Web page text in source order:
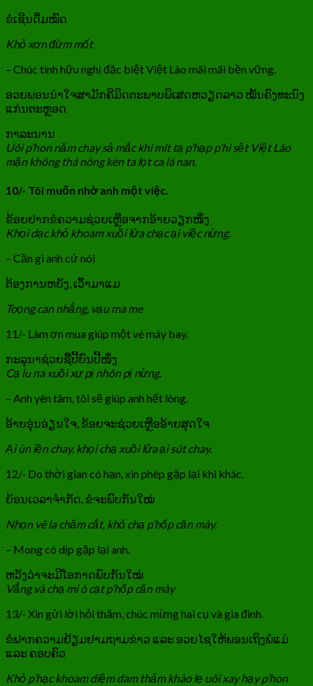
ຂໍເຊີນດື່ມໝົດ
Khỏ xơn đừm mốt
– Chúc tình hữu nghị đặc biệt Việt Lào mãi mãi bền vững.
ອວຍພອນນຳໃຈສາມັກຄີມິດຕະພາບພິເສດຫວຽດລາວ ໝັ້ນຄົງທະນົງ
ແກ່ນຕະຫຼອດ
ກາລະນານ
Uôi p’hon năm chay sả mắc khi mít tạ p’hạp p’hi sệt Việt Lào
mặn không thá nông kèn ta lọt ca lá nan.
10/- Tôi muốn nhờ anh một việc.
ຂ້ອຍຢາກຂໍຄວາມຊ່ວຍເຫຼືອຈາກອ້າຍວຽກໜຶ່ງ
Khọi dạc khỏ khoam xuồi lửa chạc ại việc nừng.
– Cần gì anh cứ nói
ຕ້ອງການຫຍັງ, ເວົ້າມາແມ
Toọng can nhẳng, vạu ma me
11/- Làm ơn mua giúp một vé máy bay.
ກະລຸນາຊ່ວຍຊື້ປີ້ຍົນປີ້ໜຶ່ງ
Cạ lu na xuồi xự pị nhôn pị nừng.
– Anh yên tâm, tôi sẽ giúp anh hết lòng.
ອ້າຍອຸ່ນອ່ຽນໃຈ, ຂ້ອຍຈະຊ່ວຍເຫຼືອອ້າຍສຸດໃຈ
Ại ùn iền chay, khọi chạ xuồi lửa ại sút chay.
12/- Do thời gian có hạn, xin phép gặp lại khi khác.
ຍ້ອນເວລາຈຳກັດ, ຂໍຈະພົບກັນໃໝ່
Nhọn vê la chăm cắt, khỏ chạ p’hốp căn mày.
– Mong có dịp gặp lại anh.
ຫວັງວ່າຈະມີໂອກາດພົບກັນໃໝ່
Vẳng và chạ mi ô cạt p’hốp căn mày
13/- Xin gửi lời hỏi thăm, chúc mừng hai cụ và gia đình.
ຂໍຟາກຄວາມຢ້ຽມຢາມຖາມຂ່າວ ແລະ ອວຍໄຊໃຫ້ພອນເຖິງພໍ່ແມ່
ແລະ ຄອບຄົວ
Khỏ p’hạc khoam diệm dam thảm khào lẹ uôi xay hạy p’hon